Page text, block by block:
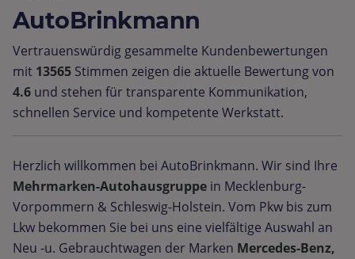
AutoBrinkmann
Vertrauenswürdig gesammelte Kundenbewertungen
mit 13565 Stimmen zeigen die aktuelle Bewertung von
4.6 und stehen für transparente Kommunikation,
schnellen Service und kompetente Werkstatt.
Herzlich willkommen bei AutoBrinkmann. Wir sind Ihre
Mehrmarken-Autohausgruppe in Mecklenburg-
Vorpommern & Schleswig-Holstein. Vom Pkw bis zum
Lkw bekommen Sie bei uns eine vielfältige Auswahl an
Neu -u. Gebrauchtwagen der Marken Mercedes-Benz,